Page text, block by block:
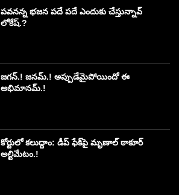
పవనన్న భజన పదే పదే ఎందుకు చేస్తున్నావ్
లోకేష్.?
జగన్.! జనమ్.! అప్పుడేమైపోయిందో ఈ
అభిమానమ్.!
కోర్టులో కలుద్దాం: డీప్ ఫేక్‌పై మృణాల్ ఠాకూర్
అల్టిమేటం.!